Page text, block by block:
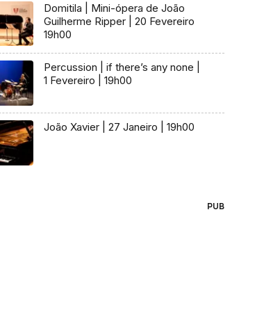
Domitila | Mini-ópera de João
Guilherme Ripper | 20 Fevereiro
19h00
Percussion | if there’s any none |
1 Fevereiro | 19h00
João Xavier | 27 Janeiro | 19h00
PUB